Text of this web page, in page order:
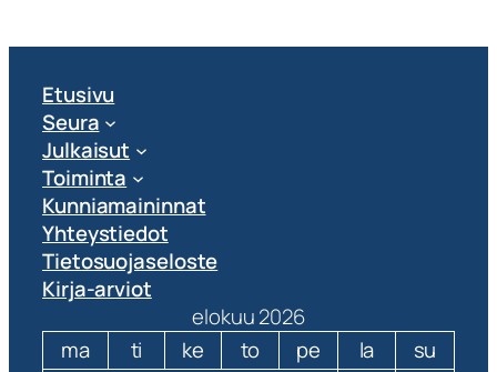
Etusivu
Seura
Julkaisut
Toiminta
Kunniamaininnat
Yhteystiedot
Tietosuojaseloste
Kirja-arviot
elokuu 2026
ma
ti ke to pe la
su